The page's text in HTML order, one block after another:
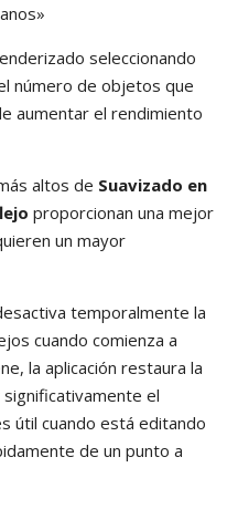
seleccionando
número de objetos que
aumentar el rendimiento
altos de Suavizado en
proporcionan una mejor
un mayor
temporalmente la
cuando comienza a
la aplicación restaura la
el
útil cuando está editando
de un punto a